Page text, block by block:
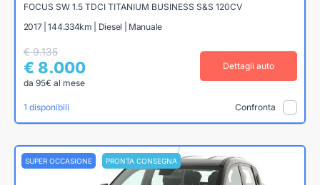
FOCUS SW 1.5 TDCI TITANIUM BUSINESS S&S 120CV
2017 | 144.334km | Diesel | Manuale
€ 9.135
€ 8.000
da 95€ al mese
Dettagli auto
1 disponibili Confronta
SUPER OCCASIONE PRONTA CONSEGNA